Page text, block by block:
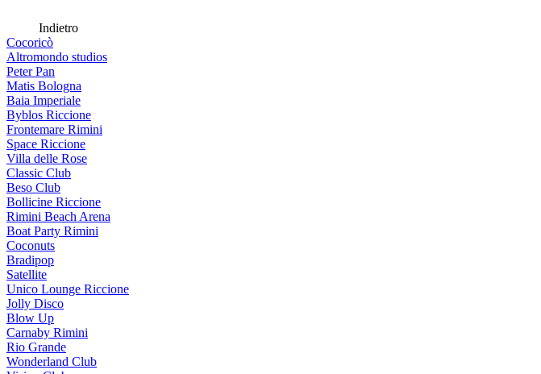
Indietro
Cocoricò
Altromondo studios
Peter Pan
Matis Bologna
Baia Imperiale
Byblos Riccione
Frontemare Rimini
Space Riccione
Villa delle Rose
Classic Club
Beso Club
Bollicine Riccione
Rimini Beach Arena
Boat Party Rimini
Coconuts
Bradipop
Satellite
Unico Lounge Riccione
Jolly Disco
Blow Up
Carnaby Rimini
Rio Grande
Wonderland Club